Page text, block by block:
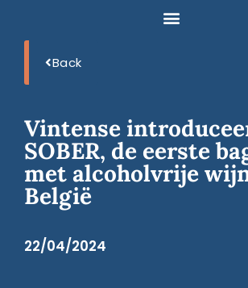
Back
Vintense
SOBER, de eerste
met alcoholvrije
België
22/04/2024